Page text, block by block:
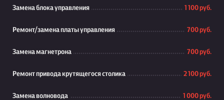
Замена блока управления 1 100 руб.
Ремонт/замена платы управления 700 руб.
Замена магнетрона 700 руб.
Ремонт привода крутящегося столика 2 100 руб.
Замена волновода 1 000 руб.